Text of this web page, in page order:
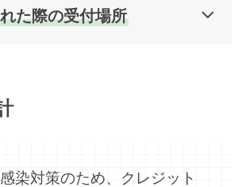
た際の受付場所
染対策のため、クレジット